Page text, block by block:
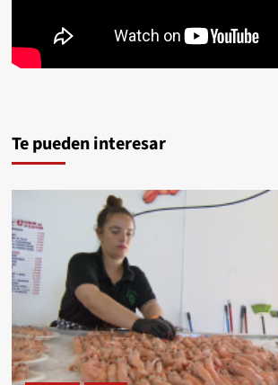
Te pueden interesar